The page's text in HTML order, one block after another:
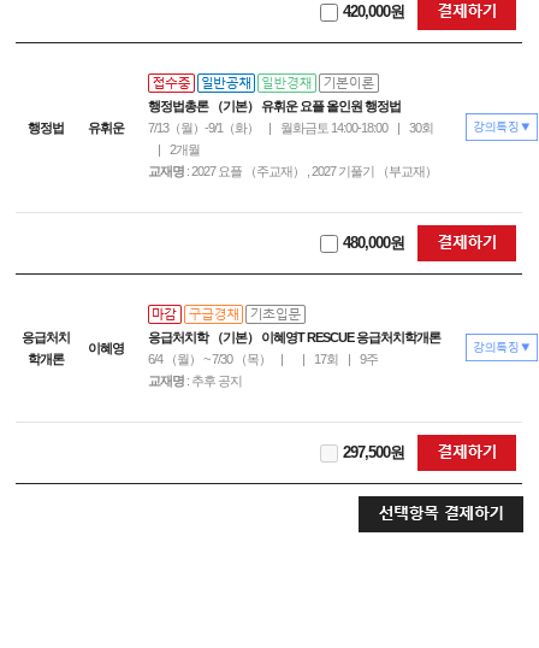
420,000원
행정법 유휘운
행정법총론 （기본） 유휘운 요플 올인원 행정법
7/13（월）-9/1（화）
월화금토 14:00-18:00
30회
2개월
교재명 : 2027 요플 （주교재） , 2027 기풀기 （부교재）
480,000원
응급처치
학개론
이혜영
응급처치학 （기본） 이혜영T RESCUE 응급처치학개론
6/4 （월） ~ 7/30 （목）
17회
9주
교재명 : 추후 공지
297,500원